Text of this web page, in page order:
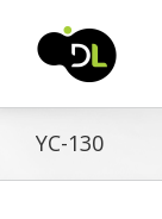
YC-130